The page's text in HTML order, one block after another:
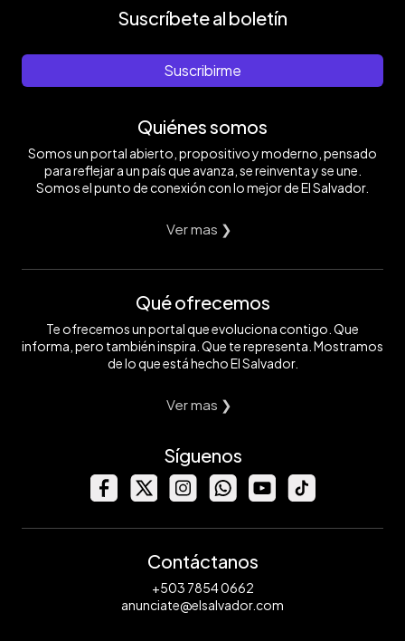
Suscríbete al boletín
Suscribirme
Quiénes somos
Somos un portal abierto, propositivo y moderno, pensado
para reflejar a un país que avanza, se reinventa y se une.
Somos el punto de conexión con lo mejor de El Salvador.
Ver mas ❯
Qué ofrecemos
Te ofrecemos un portal que evoluciona contigo. Que
informa, pero también inspira. Que te representa. Mostramos
de lo que está hecho El Salvador.
Ver mas ❯
Síguenos
Contáctanos
+503 7854 0662
anunciate@elsalvador.com